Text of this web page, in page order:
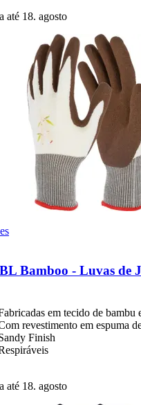
até 18. agosto
Bamboo -​ Luvas de
em tecido de bambu
revestimento em espuma
Finish
até 18. agosto